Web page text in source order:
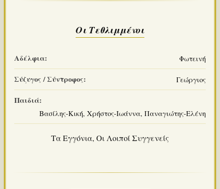
Οι Τεθλιμμένοι
Αδέλφια: Φωτεινή
Σύζυγος / Σύντροφος: Γεώργιος
Παιδιά:
Βασίλης-Κική, Χρήστος-Ιωάννα, Παναγιώτης-Ελένη
Τα Εγγόνια, Οι Λοιποί Συγγενείς